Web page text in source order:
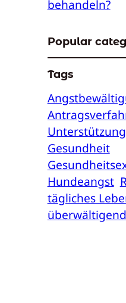
behandeln?
Popular
Tags
Unterstützung
Gesundheit
Hundeangst
tägliches